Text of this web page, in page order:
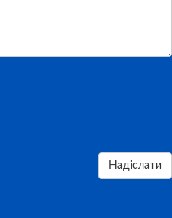
Надіслати